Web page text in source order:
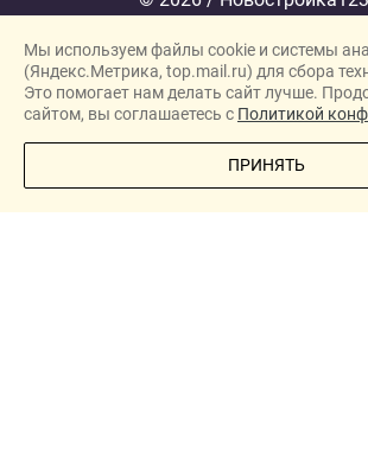
Политика
Согласие на обработку
Новостройки
Застройщики
ПОЗВОНИТЕ МНЕ
Мы используем файлы cookie и системы
(Яндекс.Метрика, top.mail.ru) для сбора
Это помогает нам делать сайт лучше.
сайтом, вы соглашаетесь с Политикой
ПРИНЯТЬ